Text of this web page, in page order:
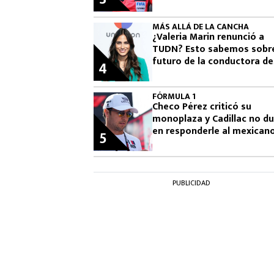
MÁS ALLÁ DE LA CANCHA
¿Valeria Marin renunció a
TUDN? Esto sabemos
futuro de la conductora de
4
FÓRMULA 1
Checo Pérez criticó su
monoplaza y Cadillac no
en responderle al
5
PUBLICIDAD